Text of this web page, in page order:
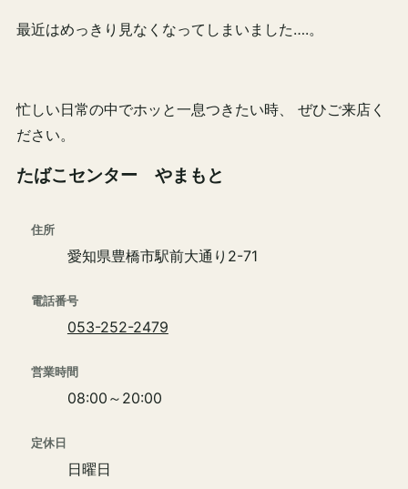
最近はめっきり見なくなってしまいました….。
忙しい日常の中でホッと一息つきたい時、 ぜひご来店く
ださい。
たばこセンター やまもと
住所
愛知県豊橋市駅前大通り2-71
電話番号
053-252-2479
営業時間
08:00～20:00
定休日
日曜日